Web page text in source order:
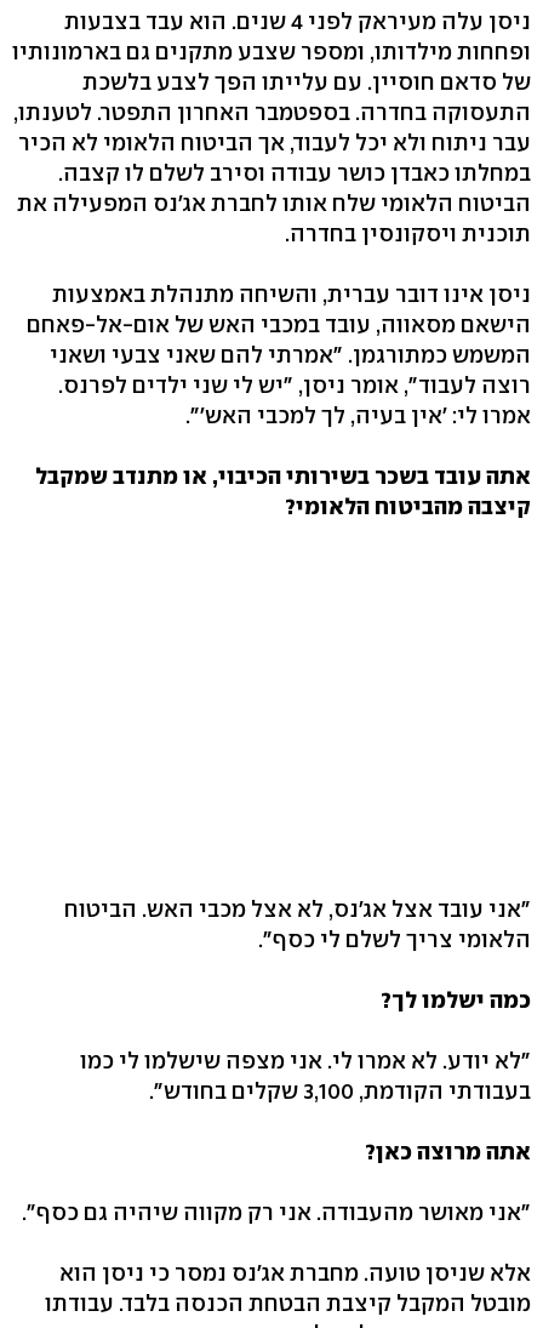
ניסן עלה מעיראק לפני 4 שנים. הוא עבד בצבעות
ופחחות מילדותו, ומספר שצבע מתקנים גם בארמונותיו
של סדאם חוסיין. עם עלייתו הפך לצבע בלשכת
התעסוקה בחדרה. בספטמבר האחרון התפטר. לטענתו,
עבר ניתוח ולא יכל לעבוד, אך הביטוח הלאומי לא הכיר
במחלתו כאבדן כושר עבודה וסירב לשלם לו קצבה.
הביטוח הלאומי שלח אותו לחברת אג'נס המפעילה את
תוכנית ויסקונסין בחדרה.
ניסן אינו דובר עברית, והשיחה מתנהלת באמצעות
הישאם מסאווה, עובד במכבי האש של אום-אל-פאחם
המשמש כמתורגמן. "אמרתי להם שאני צבעי ושאני
רוצה לעבוד", אומר ניסן, "יש לי שני ילדים לפרנס.
אמרו לי: 'אין בעיה, לך למכבי האש'".
אתה עובד בשכר בשירותי הכיבוי, או מתנדב שמקבל
קיצבה מהביטוח הלאומי?
"אני עובד אצל אג'נס, לא אצל מכבי האש. הביטוח
הלאומי צריך לשלם לי כסף".
כמה ישלמו לך?
"לא יודע. לא אמרו לי. אני מצפה שישלמו לי כמו
בעבודתי הקודמת, 3,100 שקלים בחודש".
אתה מרוצה כאן?
"אני מאושר מהעבודה. אני רק מקווה שיהיה גם כסף".
אלא שניסן טועה. מחברת אג'נס נמסר כי ניסן הוא
מובטל המקבל קיצבת הבטחת הכנסה בלבד. עבודתו